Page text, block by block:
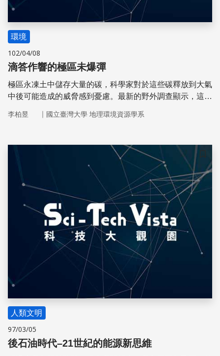
環境
102/04/08
滴答作響的極區未爆彈
極區永凍土中儲存大量的碳，科學家對於這些碳釋放到大氣
中後可能造成的威脅感到憂慮。最新的野外調查顯示，這些
估。同時，在實驗室中模擬解凍永凍土釋出碳的實驗，加深
李柏昱 ｜ 國立臺灣大學 地理環境資源學系
儲存
人類文明
97/03/05
後石油時代–21世紀的能源新思維